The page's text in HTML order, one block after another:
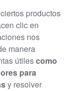
productos
clic en
nos
manera
útilescomo
para
y resolver